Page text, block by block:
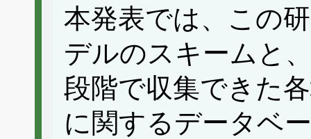
本発表では、この
デルのスキームと
段階で収集できた
に関するデータベ